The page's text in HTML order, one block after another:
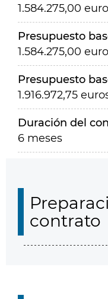
1.584.275,00
Presupuesto
1.584.275,00
Presupuesto
1.916.972,75
Duración del
6 meses
contrato